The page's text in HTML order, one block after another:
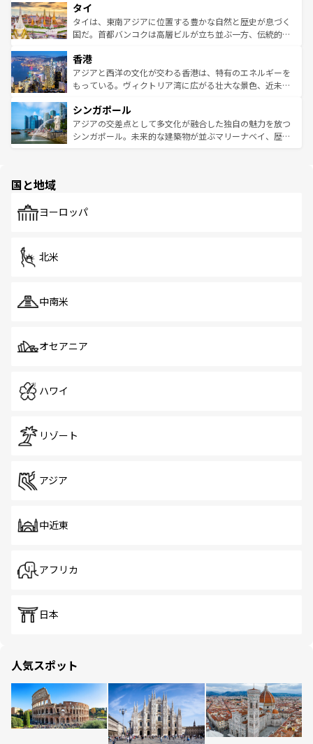
リティに包まれながら、韓国の多彩な魅力を心ゆくまで味
わってみてほしい。 なお、新着の韓国情報はコンテンツ一
覧を参照してほしい。
急速な発展と共に伝統が息づく。ハノイの古い町並みやホ
ーチミン市のフランス統治時代の建物も、独特の雰囲気を
醸し出している。また、バラエティの豊かさとおいしさで
とつ。フォーやバインミー、ベトナムコーヒーなどは、ぜ
ひ現地で味わいたい。どの地域を訪れてもあたたかい人々
が旅行者を迎えてくれるので、きっと忘れられない旅にな
参照してほしい。
タイ
タイは、東南アジアに位置する豊かな自然と歴史が息づく
国だ。首都バンコクは高層ビルが立ち並ぶ一方、伝統的な
の活気が交差している。北部ではチェンマイなどの山岳地
帯で自然と触れ合い、南部ではプーケットやクラビの美し
いビーチでリゾート気分を楽しむことができる。タイ料理
激する。気候は一年中温暖で、どの季節にも異なる楽しみ
が待っている。親しみやすいタイの人々、仏教を中心とし
た文化、そして多様な観光資源が、訪れる旅人を魅了し続
香港
アジアと西洋の文化が交わる香港は、特有のエネルギーを
もっている。ヴィクトリア湾に広がる壮大な景色、近未来
み、どこを訪れても感動するはず。観光スポットが密集し
ており、効率よく見どころを回れるのも魅力。息をのむよ
うな絶景から文化的な体験まで、香港を存分に楽しみ尽く
シンガポール
アジアの交差点として多文化が融合した独自の魅力を放つ
シンガポール。未来的な建築物が並ぶマリーナベイ、歴史
で、ホーカーズは地元の風情を楽しめる外せないスポット
国と地域
ヨーロッパ
北米
中南米
オセアニア
ハワイ
リゾート
アジア
中近東
アフリカ
日本
人気スポット